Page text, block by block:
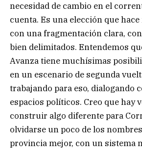
necesidad de cambio en el
cuenta. Es una elección que
con una fragmentación clara,
bien delimitados. Entendemos
Avanza tiene muchísimas
en un escenario de segunda
trabajando para eso, dialogando
espacios políticos. Creo que hay
construir algo diferente para
olvidarse un poco de los
provincia mejor, con un sistema